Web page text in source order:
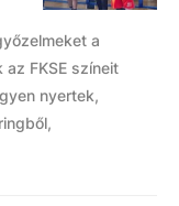
a
FKSE színeit
nyertek,